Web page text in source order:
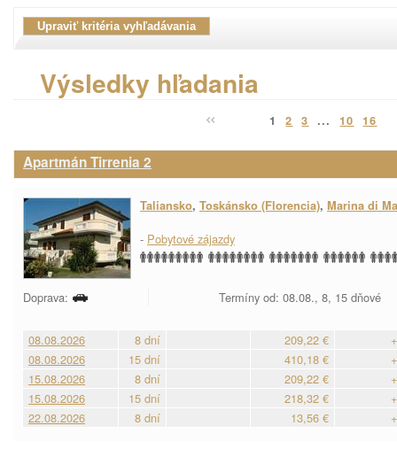
Výsledky hľadania
1 2 3 ... 10 16
Apartmán Tirrenia 2
Taliansko, Toskánsko (Florencia), Marina di
- Pobytové zájazdy
Doprava: Termíny od: 08.08., 8, 15 dňové
08.08.2026 8 dní 209,22 €
08.08.2026
15 dní 410,18 €
15.08.2026
8 dní 209,22 €
15.08.2026
15 dní 218,32 €
22.08.2026
8 dní 13,56 €